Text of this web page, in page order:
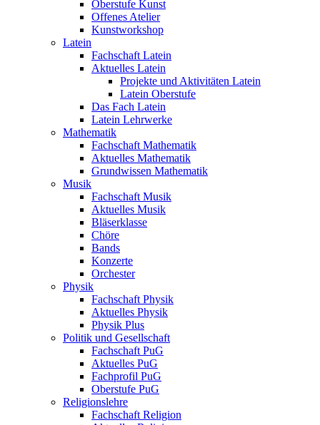
Oberstufe Kunst
Offenes Atelier
Kunstworkshop
Latein
Fachschaft Latein
Aktuelles Latein
Projekte und Aktivitäten Latein
Latein Oberstufe
Das Fach Latein
Latein Lehrwerke
Mathematik
Fachschaft Mathematik
Aktuelles Mathematik
Grundwissen Mathematik
Musik
Fachschaft Musik
Aktuelles Musik
Bläserklasse
Chöre
Bands
Konzerte
Orchester
Physik
Fachschaft Physik
Aktuelles Physik
Physik Plus
Politik und Gesellschaft
Fachschaft PuG
Aktuelles PuG
Fachprofil PuG
Oberstufe PuG
Religionslehre
Fachschaft Religion